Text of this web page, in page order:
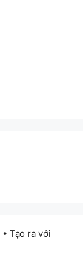
• Tạo ra với